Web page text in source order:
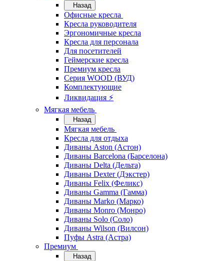
Назад
Офисные кресла
Кресла руководителя
Эргономичные кресла
Кресла для персонала
Для посетителей
Геймерские кресла
Премиум кресла
Серия WOOD (ВУД)
Комплектующие
Ликвидация ⚡
Мягкая мебель
Назад
Мягкая мебель
Кресла для отдыха
Диваны Aston (Астон)
Диваны Barcelona (Барселона)
Диваны Delta (Дельта)
Диваны Dexter (Дэкстер)
Диваны Felix (Феликс)
Диваны Gamma (Гамма)
Диваны Marko (Марко)
Диваны Monro (Монро)
Диваны Solo (Соло)
Диваны Wilson (Вилсон)
Пуфы Astra (Астра)
Премиум
Назад